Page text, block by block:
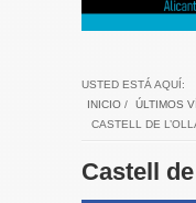
USTED ESTÁ AQUÍ:
INICIO / ÚLTIMOS
CASTELL DE
Castell de